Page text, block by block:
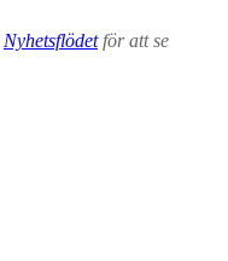
Nyhetsflödetför att se